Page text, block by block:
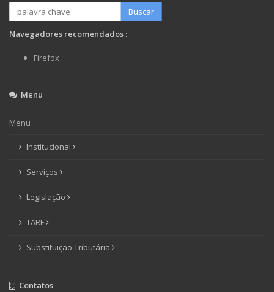
Buscar
Navegadores recomendados :
Firefox
Menu
Menu
Institucional
Serviços
Legislação
TARF
Substituição Tributária
Contatos